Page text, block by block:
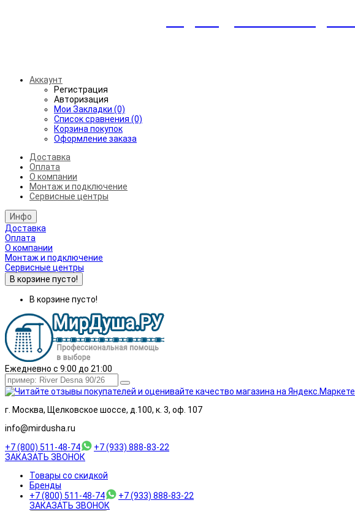
Аккаунт
Регистрация
Авторизация
Мои Закладки (0)
Список сравнения (0)
Корзина покупок
Оформление заказа
Доставка
Оплата
О компании
Монтаж и подключение
Сервисные центры
Инфо
Доставка
Оплата
О компании
Монтаж и подключение
Сервисные центры
В корзине пусто!
В корзине пусто!
Ежедневно с 9:00 до 21:00
г. Москва, Щелковское шоссе, д.100, к. 3, оф. 107
info@mirdusha.ru
+7 (800) 511-48-74
+7 (933) 888-83-22
ЗАКАЗАТЬ ЗВОНОК
Товары со скидкой
Бренды
+7 (800) 511-48-74
+7 (933) 888-83-22
ЗАКАЗАТЬ ЗВОНОК